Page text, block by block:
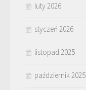
luty 2026
styczeń 2026
listopad 2025
październik 2025